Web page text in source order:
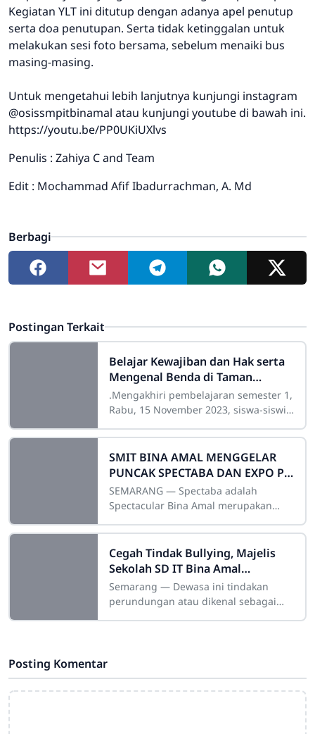
Kegiatan YLT ini ditutup dengan adanya apel penutup
serta doa penutupan. Serta tidak ketinggalan untuk
melakukan sesi foto bersama, sebelum menaiki bus
masing-masing.
Untuk mengetahui lebih lanjutnya kunjungi instagram
@osissmpitbinamal atau kunjungi youtube di bawah ini.
https://youtu.be/PP0UKiUXlvs
Penulis : Zahiya C and Team
Edit : Mochammad Afif Ibadurrachman, A. Md
Berbagi
Postingan Terkait
Belajar Kewajiban dan Hak serta
Mengenal Benda di Taman
Indonesia Kaya
.Mengakhiri pembelajaran semester 1,
Rabu, 15 November 2023, siswa-siswi
Muslim SDIT Bina Amal 02
melaksanakan Puncak
SMIT BINA AMAL MENGGELAR
PUNCAK SPECTABA DAN EXPO P5
DENGAN MERIAH
SEMARANG — Spectaba adalah
Spectacular Bina Amal merupakan
berupa lomba-lomba antar sekolah se-
Jateng.
Cegah Tindak Bullying, Majelis
Sekolah SD IT Bina Amal
Menghadirkan Psikolog dalam
acara Sekolah Orangtua
Semarang — Dewasa ini tindakan
perundungan atau dikenal sebagai
Posting Komentar